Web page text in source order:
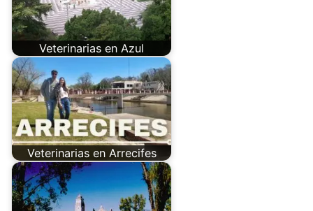
Veterinarias en Azul
Veterinarias en Arrecifes